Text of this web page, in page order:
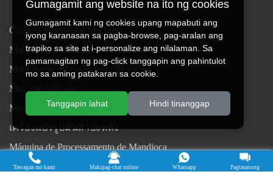
Cassava Processing Machine
Machine De Traitement Du Manioc
Máquina de procesamiento de yuca
Máy chế biến sắn
Mesin pengolah singkong
เครื่องแปรรูปมันสำปะหลัง
Máquina de Processamento de Mandioca
Gumagamit ang website na ito ng cookies
Gumagamit kami ng cookies upang mapabuti ang
iyong karanasan sa pagba-browse, pag-aralan ang
trapiko sa site at i-personalize ang nilalaman. Sa
pamamagitan ng pag-click tanggapin ang pahintulot
mo sa aming patakaran sa cookie.
Tanggapin lahat Hindi tinanggap
Tawagan mo kami Makipag-chat online Whatsapp Pagtatanong
Copyright © 2015-2026. Doing Holdings - Henan Jinrui Food